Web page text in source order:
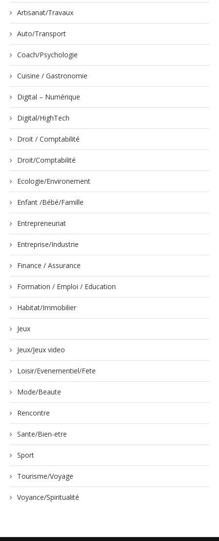
Artisanat/Travaux
Auto/Transport
Coach/Psychologie
Cuisine / Gastronomie
Digital – Numérique
Digital/HighTech
Droit / Comptabilité
Droit/Comptabilité
Ecologie/Environement
Enfant /Bébé/Famille
Entrepreneuriat
Entreprise/Industrie
Finance / Assurance
Formation / Emploi / Education
Habitat/Immobilier
Jeux
Jeux/Jeux video
Loisir/Evenementiel/Fete
Mode/Beaute
Rencontre
Sante/Bien-etre
Sport
Tourisme/Voyage
Voyance/Spiritualité